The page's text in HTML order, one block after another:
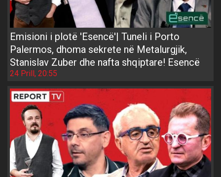
Emisioni i plotë 'Esencë'| Tuneli i Porto
Palermos, dhoma sekrete në Metalurgjik,
Stanislav Zuber dhe nafta shqiptare! Esencë
24 Prill, 20:55